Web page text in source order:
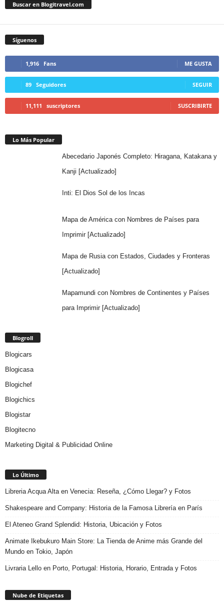
Buscar en Blogitravel.com
Síguenos
1,916 Fans ME GUSTA
89 Seguidores SEGUIR
11,111 suscriptores SUSCRIBIRTE
Lo Más Popular
Abecedario Japonés Completo: Hiragana, Katakana y
Kanji [Actualizado]
Inti: El Dios Sol de los Incas
Mapa de América con Nombres de Países para
Imprimir [Actualizado]
Mapa de Rusia con Estados, Ciudades y Fronteras
[Actualizado]
Mapamundi con Nombres de Continentes y Países
para Imprimir [Actualizado]
Blogroll
Blogicars
Blogicasa
Blogichef
Blogichics
Blogistar
Blogitecno
Marketing Digital & Publicidad Online
Lo Último
Libreria Acqua Alta en Venecia: Reseña, ¿Cómo Llegar? y Fotos
Shakespeare and Company: Historia de la Famosa Librería en París
El Ateneo Grand Splendid: Historia, Ubicación y Fotos
Animate Ikebukuro Main Store: La Tienda de Anime más Grande del
Mundo en Tokio, Japón
Livraria Lello en Porto, Portugal: Historia, Horario, Entrada y Fotos
Nube de Etiquetas